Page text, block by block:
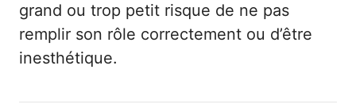
grand ou trop petit risque de ne pas
remplir son rôle correctement ou d’être
inesthétique.